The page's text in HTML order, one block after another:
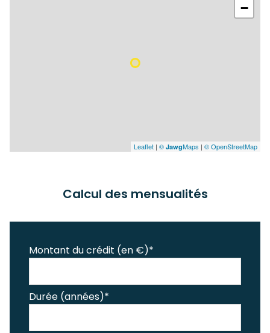
−
Leaflet | © JawgMaps | © OpenStreetMap
Calcul des mensualités
Montant du crédit (en €)*
Durée (années)*